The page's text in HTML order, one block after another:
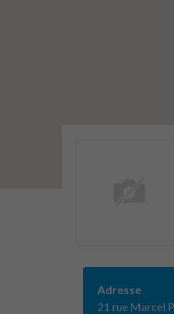
Adresse
21 rue Marcel